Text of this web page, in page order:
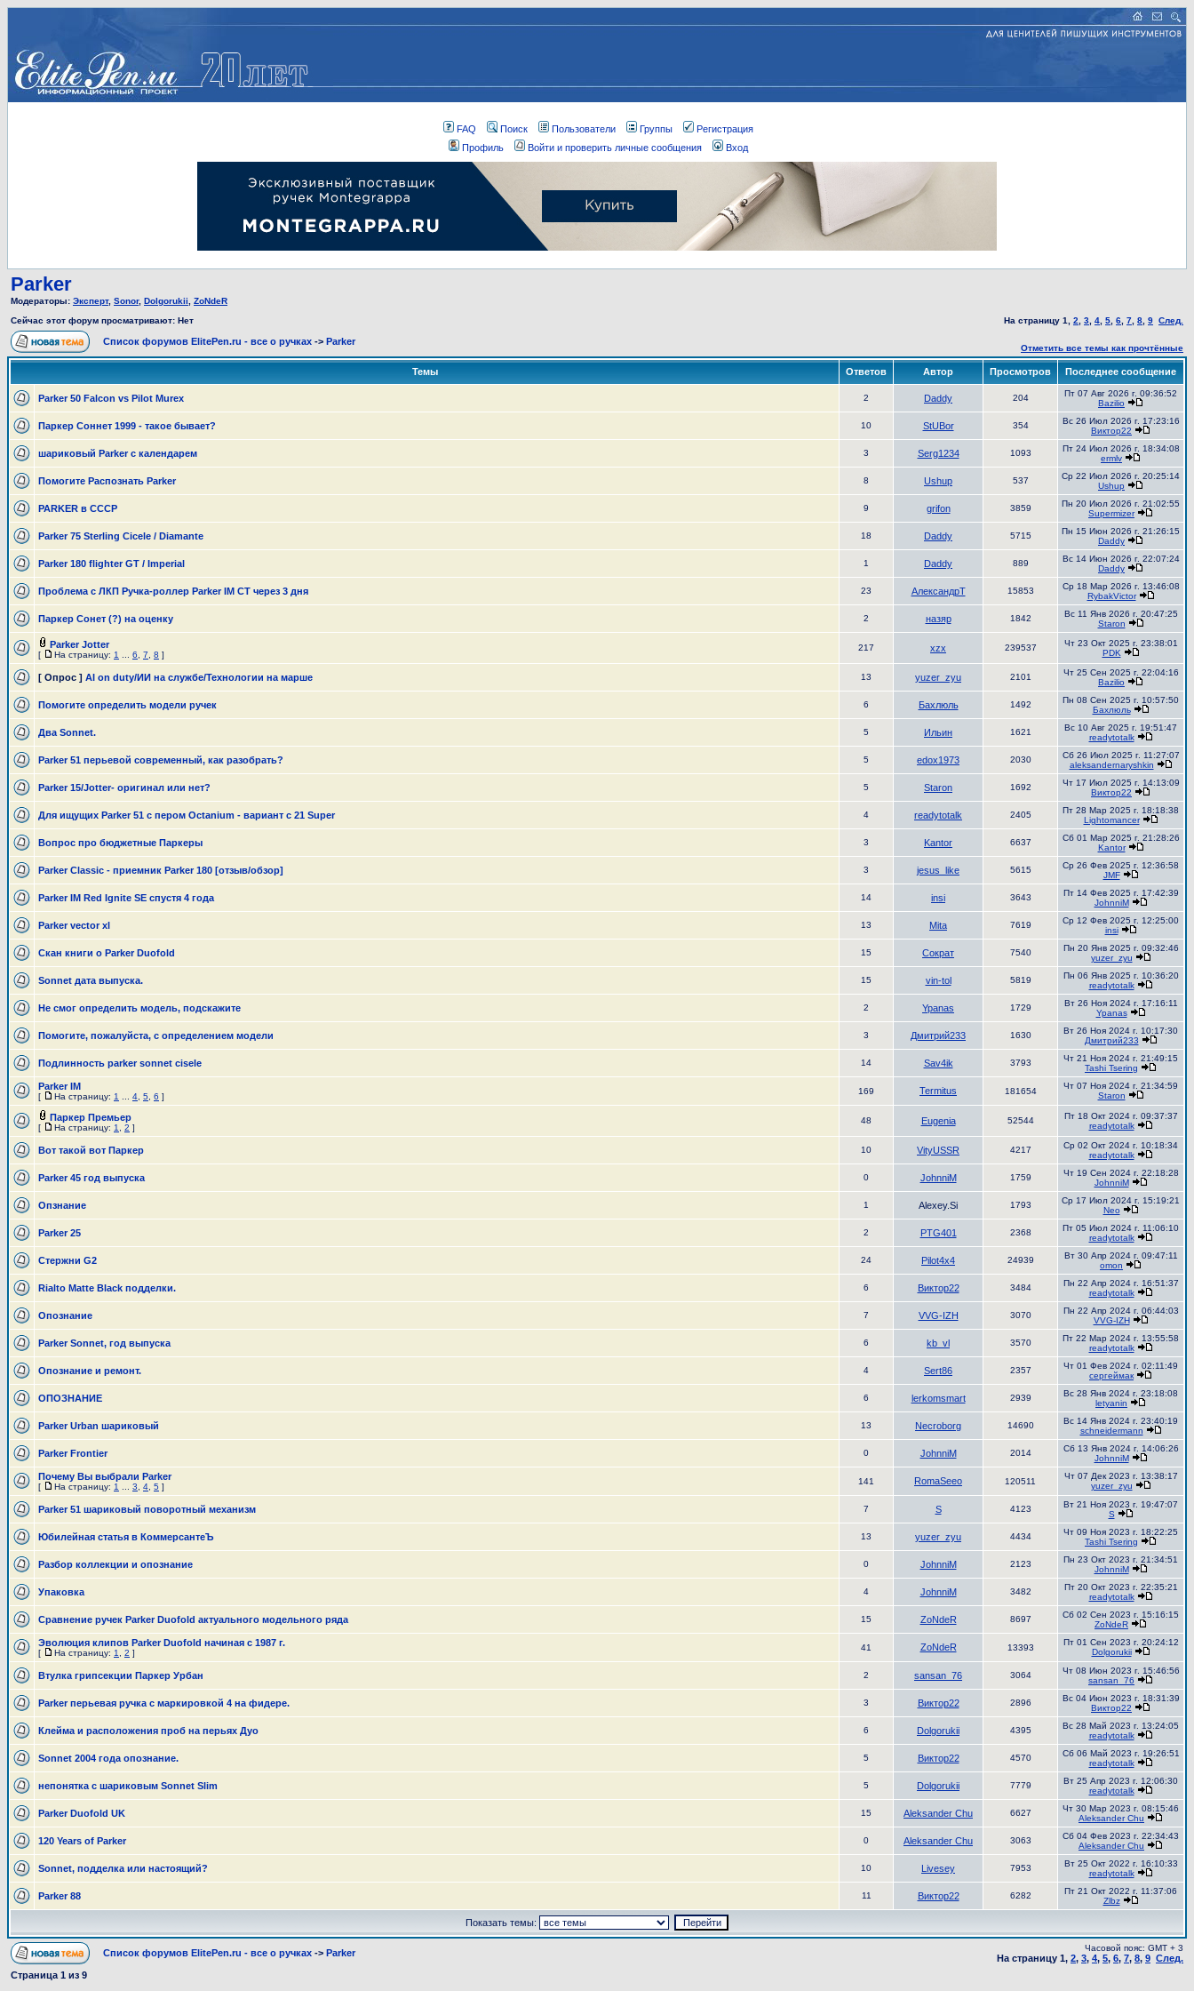
FAQ Поиск Пользователи Группы
Регистрация
Профиль
Войти и проверить личные сообщения Вход
Parker
Модераторы: Эксперт, Sonor, Dolgorukii
ZoNdeR
Сейчас этот форум просматривают: Нет
На страницу 1 2 3 4 5 6 7 8 9 След.
Список форумов ElitePen.ru - все о ручках -> Parker
Отметить все темы как прочтённые
Темы Ответов Автор Просмотров Последнее сообщение
Parker 50 Falcon vs Pilot Murex 2 Daddy 204
Пт 07 Авг 2026 г. 09:36:52
Bazilio
Паркер Соннет 1999 - такое бывает? 10 StUBor 354
Вс 26 Июл 2026 г. 17:23:16
Виктор22
шариковый Parker с календарем 3 Serg1234 1093
Пт 24 Июл 2026 г. 18:34:08
ermlv
Помогите Распознать Parker 8 Ushup 537
Ср 22 Июл 2026 г. 20:25:14
Ushup
PARKER в СССР 9 grifon 3859
Пн 20 Июл 2026 г. 21:02:55
Supermizer
Parker 75 Sterling Cicele / Diamante 18 Daddy 5715
Пн 15 Июн 2026 г. 21:26:15
Daddy
Parker 180 flighter GT / Imperial 1 Daddy 889
Вс 14 Июн 2026 г. 22:07:24
Daddy
Проблема с ЛКП Ручка-роллер Parker IM СТ через 3 дня 23 АлександрT 15853
Ср 18 Мар 2026 г. 13:46:08
RybakVictor
Паркер Сонет (?) на оценку 2 назяр 1842
Вс 11 Янв 2026 г. 20:47:25
Staron
Parker Jotter
[ На страницу: 1 6 7 8 ]
217 xzx 239537
Чт 23 Окт 2025 г. 23:38:01
PDK
[ Опрос ] AI on duty/ИИ на службе/Технологии на марше 13 yuzer_zyu 2101
Чт 25 Сен 2025 г. 22:04:16
Bazilio
Помогите определить модели ручек 6 Бахлюль 1492
Пн 08 Сен 2025 г. 10:57:50
Бахлюль
Два Sonnet. 5 Ильин 1621
Вс 10 Авг 2025 г. 19:51:47
readytotalk
Parker 51 перьевой современный, как разобрать? 5 edox1973 2030
Сб 26 Июл 2025 г. 11:27:07
aleksandernaryshkin
Parker 15/Jotter- оригинал или нет? 5 Staron 1692
Чт 17 Июл 2025 г. 14:13:09
Виктор22
Для ищущих Parker 51 c пером Octanium - вариант с 21 Super 4 readytotalk 2405
Пт 28 Мар 2025 г. 18:18:38
Lightomancer
Вопрос про бюджетные Паркеры 3 Kantor 6637
Сб 01 Мар 2025 г. 21:28:26
Kantor
Parker Classic - приемник Parker 180 [отзыв/обзор] 3 jesus_like 5615
Ср 26 Фев 2025 г. 12:36:58
JMF
Parker IM Red Ignite SE спустя 4 года 14 insi 3643
Пт 14 Фев 2025 г. 17:42:39
JohnniM
Parker vector xl 13 Mita 7619
Ср 12 Фев 2025 г. 12:25:00
insi
Скан книги о Parker Duofold 15 Сократ 7540
Пн 20 Янв 2025 г. 09:32:46
yuzer_zyu
Sonnet дата выпуска. 15 vin-tol 5819
Пн 06 Янв 2025 г. 10:36:20
readytotalk
Не смог определить модель, подскажите 2 Ypanas 1729
Вт 26 Ноя 2024 г. 17:16:11
Ypanas
Помогите, пожалуйста, с определением модели 3 Дмитрий233 1630
Вт 26 Ноя 2024 г. 10:17:30
Дмитрий233
Подлинность parker sonnet cisele 14 Sav4ik 3793
Чт 21 Ноя 2024 г. 21:49:15
Tashi Tsering
Parker IM
[ На страницу: 1 4 5 6 ]
169 Termitus 181654
Чт 07 Ноя 2024 г. 21:34:59
Staron
Паркер Премьер
[ На страницу: 1 2 ]
48 Eugenia 52544
Пт 18 Окт 2024 г. 09:37:37
readytotalk
Вот такой вот Паркер 10 VityUSSR 4217
Ср 02 Окт 2024 г. 10:18:34
readytotalk
Parker 45 год выпуска 0 JohnniM 1759
Чт 19 Сен 2024 г. 22:18:28
JohnniM
Опзнание 1 Alexey.Si 1793
Ср 17 Июл 2024 г. 15:19:21
Neo
Parker 25 2 PTG401 2368
Пт 05 Июл 2024 г. 11:06:10
readytotalk
Стержни G2 24 Pilot4x4 24939
Вт 30 Апр 2024 г. 09:47:11
omon
Rialto Matte Black подделки. 6 Виктор22 3484
Пн 22 Апр 2024 г. 16:51:37
readytotalk
Опознание 7 VVG-IZH 3070
Пн 22 Апр 2024 г. 06:44:03
VVG-IZH
Parker Sonnet, год выпуска 6 kb_vl 3570
Пт 22 Мар 2024 г. 13:55:58
readytotalk
Опознание и ремонт. 4 Sert86 2357
Чт 01 Фев 2024 г. 02:11:49
сергеймак
ОПОЗНАНИЕ 6 lerkomsmart 2939
Вс 28 Янв 2024 г. 23:18:08
letyanin
Parker Urban шариковый 13 Necroborg 14690
Вс 14 Янв 2024 г. 23:40:19
schneidermann
Parker Frontier 0 JohnniM 2014
Сб 13 Янв 2024 г. 14:06:26
JohnniM
Почему Вы выбрали Parker
[ На страницу: 1 3 4 5 ]
141 RomaSeeo 120511
Чт 07 Дек 2023 г. 13:38:17
yuzer_zyu
Parker 51 шариковый поворотный механизм 7 S 4123
Вт 21 Ноя 2023 г. 19:47:07
S
Юбилейная статья в КоммерсантеЪ 13 yuzer_zyu 4434
Чт 09 Ноя 2023 г. 18:22:25
Tashi Tsering
Разбор коллекции и опознание 0 JohnniM 2123
Пн 23 Окт 2023 г. 21:34:51
JohnniM
Упаковка 4 JohnniM 3482
Пт 20 Окт 2023 г. 22:35:21
readytotalk
Сравнение ручек Parker Duofold актуального модельного ряда 15 ZoNdeR 8697
Сб 02 Сен 2023 г. 15:16:15
ZoNdeR
Эволюция клипов Parker Duofold начиная с 1987 г.
[ На страницу: 1 2 ]
41 ZoNdeR 13393
Пт 01 Сен 2023 г. 20:24:12
Dolgorukii
Втулка грипсекции Паркер Урбан 2 sansan_76 3064
Чт 08 Июн 2023 г. 15:46:56
sansan_76
Parker перьевая ручка с маркировкой 4 на фидере. 3 Виктор22 2896
Вс 04 Июн 2023 г. 18:31:39
Виктор22
Клейма и расположения проб на перьях Дуо 6 Dolgorukii 4395
Вс 28 Май 2023 г. 13:24:05
readytotalk
Sonnet 2004 года опознание. 5 Виктор22 4570
Сб 06 Май 2023 г. 19:26:51
readytotalk
непонятка с шариковым Sonnet Slim 5 Dolgorukii 7779
Вт 25 Апр 2023 г. 12:06:30
readytotalk
Parker Duofold UK 15 Aleksander Chu 6627
Чт 30 Мар 2023 г. 08:15:46
Aleksander Chu
120 Years of Parker 0 Aleksander Chu 3063
Сб 04 Фев 2023 г. 22:34:43
Aleksander Chu
Sonnet, подделка или настоящий? 10 Livesey 7953
Вт 25 Окт 2022 г. 16:10:33
readytotalk
Parker 88 11 Виктор22 6282
Пт 21 Окт 2022 г. 11:37:06
Zlbz
Показать темы:
Список форумов ElitePen.ru - все о ручках -> Parker Часовой пояс: GMT + 3
На страницу 1, 2, 3, 4, 5, 6, 7, 8, 9 След.
Страница 1 из 9